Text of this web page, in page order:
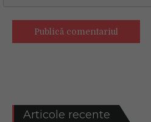
Articole recente